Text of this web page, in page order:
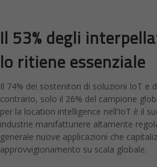
Il 53% degli
lo ritiene essenziale
Il 74% dei sostenitori di soluzioni IoT e
contrario, solo il 26% del campione
per la location intelligence nell’IoT è il
industrie manifatturiere altamente
generale nuove applicazioni che
approvvigionamento su scala globale.